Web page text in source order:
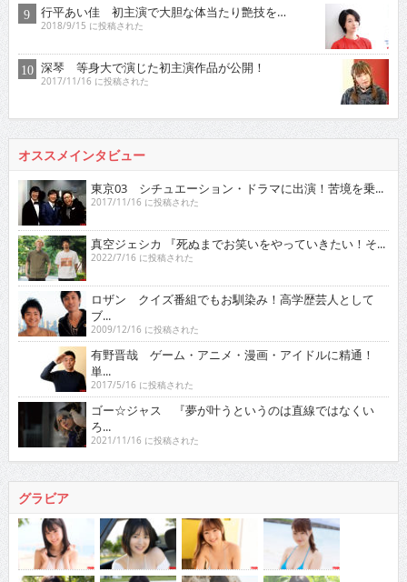
行平あい佳 初主演で大胆な体当たり艶技を…
2018/9/15 に投稿された
深琴 等身大で演じた初主演作品が公開！
2017/11/16 に投稿された
オススメインタビュー
東京03 シチュエーション・ドラマに出演！苦境を乗...
2017/11/16 に投稿された
真空ジェシカ 『死ぬまでお笑いをやっていきたい！そ...
2022/7/16 に投稿された
ロザン クイズ番組でもお馴染み！高学歴芸人として
ブ...
2009/12/16 に投稿された
有野晋哉 ゲーム・アニメ・漫画・アイドルに精通！
単...
2017/5/16 に投稿された
ゴー☆ジャス 『夢が叶うというのは直線ではなくい
ろ...
2021/11/16 に投稿された
グラビア